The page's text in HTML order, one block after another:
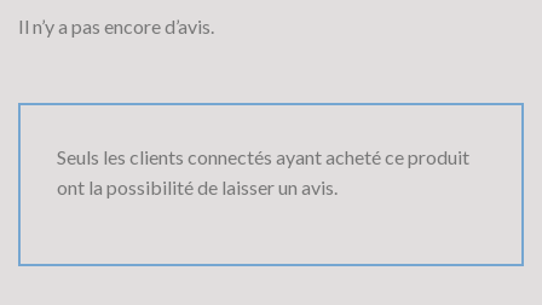
Il n’y a pas encore d’avis.
Seuls les clients connectés ayant acheté ce produit
ont la possibilité de laisser un avis.